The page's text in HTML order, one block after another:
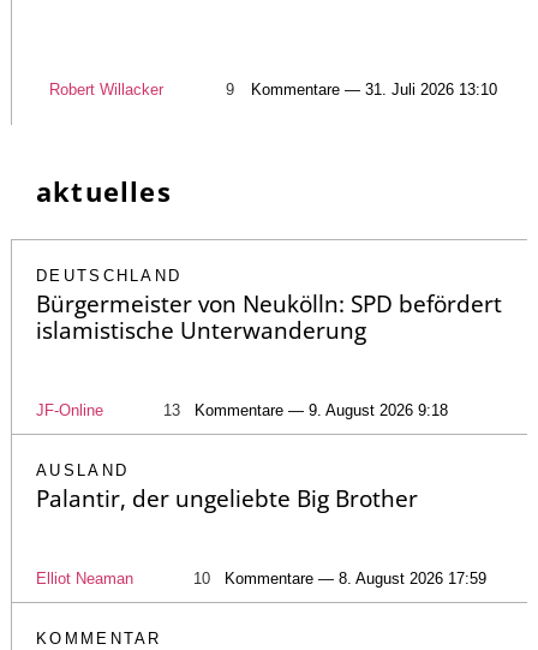
Robert Willacker 9 Kommentare — 31. Juli 2026 13:10
aktuelles
DEUTSCHLAND
Bürgermeister von Neukölln: SPD befördert
islamistische Unterwanderung
JF-Online 13 Kommentare — 9. August 2026 9:18
AUSLAND
Palantir, der ungeliebte Big Brother
Elliot Neaman 10 Kommentare — 8. August 2026 17:59
KOMMENTAR